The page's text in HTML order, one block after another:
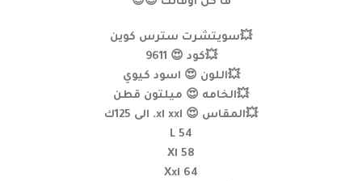
💥سويتشرت سترس كوين
💥كود 😍 9611
💥اللون 😍 اسود كيوي
💥الخامه 😍 ميلتون قطن
💥المقاس 😍 xl xxl. الى 125ك
L 54
Xl 58
Xxl 64